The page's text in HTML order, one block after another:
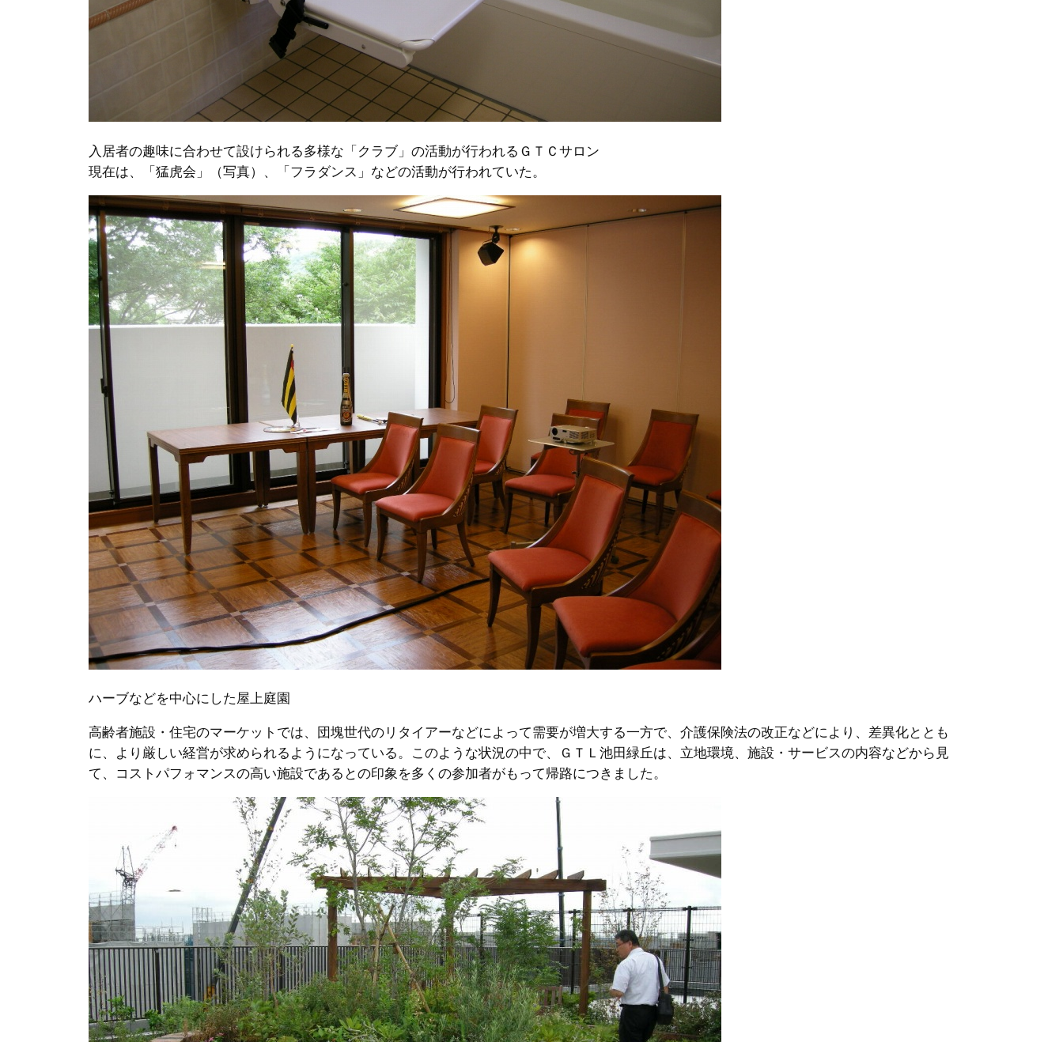
入居者の趣味に合わせて設けられる多様な「クラブ」の活動が行われるＧＴＣサロン
現在は、「猛虎会」（写真）、「フラダンス」などの活動が行われていた。
ハーブなどを中心にした屋上庭園
高齢者施設・住宅のマーケットでは、団塊世代のリタイアーなどによって需要が増大する一方で、介護保険法の改正などにより、差異化ととも
に、より厳しい経営が求められるようになっている。このような状況の中で、ＧＴＬ池田緑丘は、立地環境、施設・サービスの内容などから見
て、コストパフォマンスの高い施設であるとの印象を多くの参加者がもって帰路につきました。